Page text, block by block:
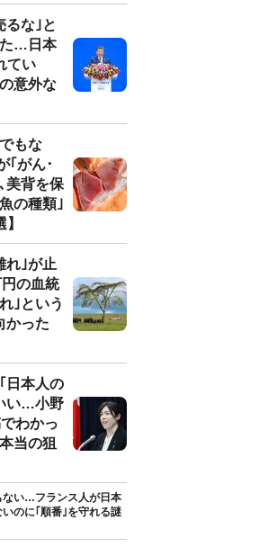
るな｣と
た…日本
てい
意外な
もな
｢がん･
美背を保
の種類｣
れ｣が止
の血統
｣という
かった
日本人の
い…小野
わかっ
当の狙
ない…フランス人が日本
のに｢順番｣を守れる謎